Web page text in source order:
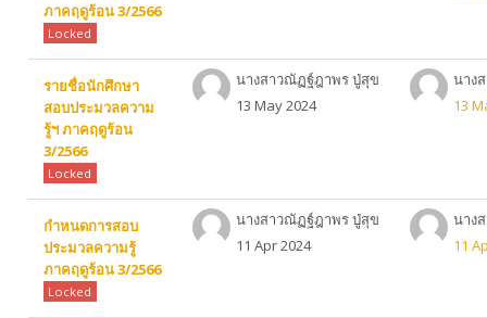
ภาคฤดูร้อน 3/2566
Locked
รายชื่อนักศึกษา
สอบประมวลความ
รู้ฯ ภาคฤดูร้อน
3/2566
Locked
นางสาวณัฏฐ์ฎาพร ปู่สุข
13 May 2024
นาง
13
กำหนดการสอบ
ประมวลความรู้
ภาคฤดูร้อน 3/2566
Locked
นางสาวณัฏฐ์ฎาพร ปู่สุข
11 Apr 2024
นาง
11